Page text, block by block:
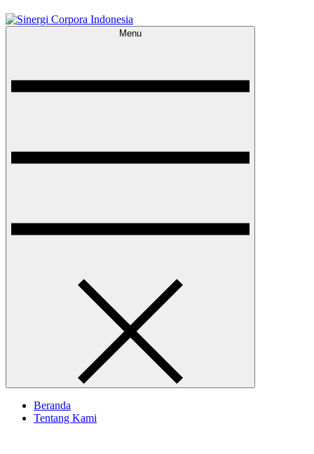
Menu
Beranda
Tentang Kami